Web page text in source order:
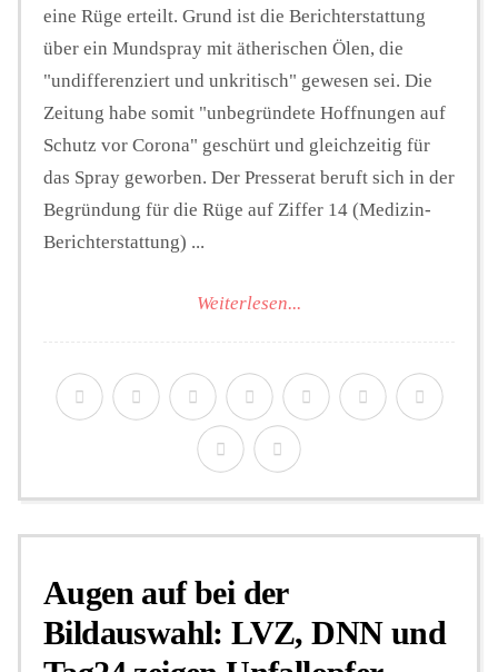
Podcast
Seminare
Unterstützen
eine Rüge erteilt. Grund ist die Berichterstattung
über ein Mundspray mit ätherischen Ölen, die
"undifferenziert und unkritisch" gewesen sei. Die
Zeitung habe somit "unbegründete Hoffnungen auf
Schutz vor Corona" geschürt und gleichzeitig für
das Spray geworben. Der Presserat beruft sich in der
Begründung für die Rüge auf Ziffer 14 (Medizin-
Berichterstattung) ...
Weiterlesen...
Augen auf bei der
Bildauswahl: LVZ, DNN und